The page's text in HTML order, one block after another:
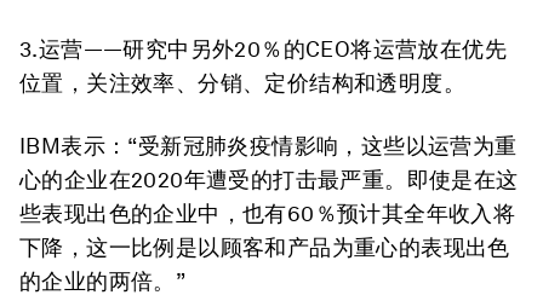
3.运营——研究中另外20％的CEO将运营放在优先
位置，关注效率、分销、定价结构和透明度。
IBM表示：“受新冠肺炎疫情影响，这些以运营为重
心的企业在2020年遭受的打击最严重。即使是在这
些表现出色的企业中，也有60％预计其全年收入将
下降，这一比例是以顾客和产品为重心的表现出色
的企业的两倍。”